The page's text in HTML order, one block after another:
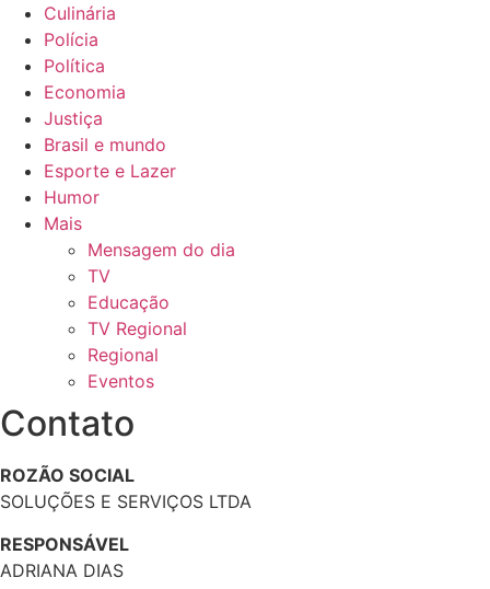
Culinária
Polícia
Política
Economia
Justiça
Brasil e mundo
Esporte e Lazer
Humor
Mais
Mensagem do dia
TV
Educação
TV Regional
Regional
Eventos
Contato
ROZÃO SOCIAL
SOLUÇÕES E SERVIÇOS LTDA
RESPONSÁVEL
ADRIANA DIAS